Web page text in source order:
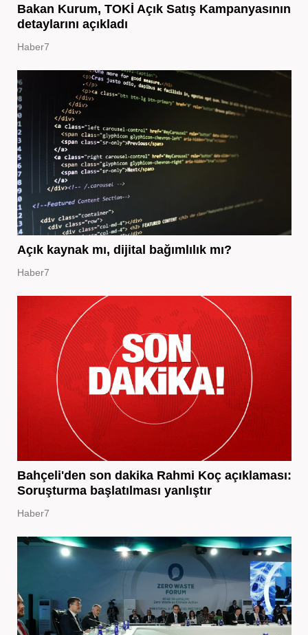
Bakan Kurum, TOKİ Açık Satış Kampanyasının
detaylarını açıkladı
Haber7
Açık kaynak mı, dijital bağımlılık mı?
Haber7
Bahçeli'den son dakika Rahmi Koç açıklaması:
Soruşturma başlatılması yanlıştır
Haber7